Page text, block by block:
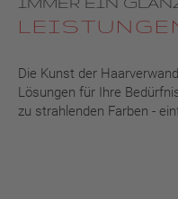
Die Kunst der
Lösungen für Ihre
zu strahlenden Farben -